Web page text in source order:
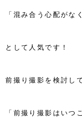
「混み合う心配がな
として人気です！
前撮り撮影を検討し
「前撮り撮影はいつ